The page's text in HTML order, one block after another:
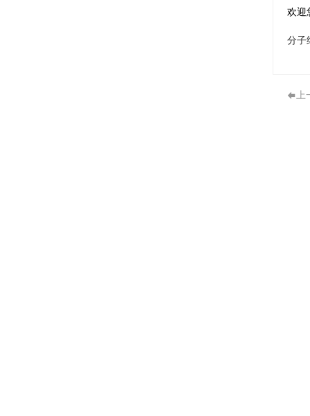
欢迎
分子
上